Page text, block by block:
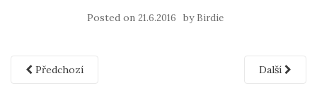
Posted on 21.6.2016 by Birdie
Předchozí Další